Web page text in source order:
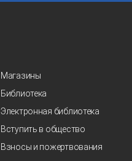
Магазины
Библиотека
Электронная библиотека
Вступить в общество
Взносы и пожертвования